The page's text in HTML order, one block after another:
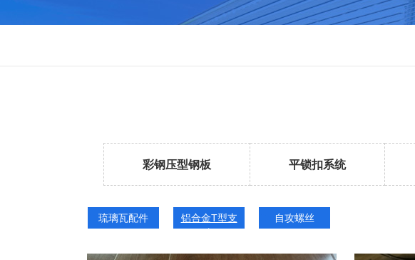
彩钢压型钢板 平锁扣系统
琉璃瓦配件
铝合金T型支
自攻螺丝